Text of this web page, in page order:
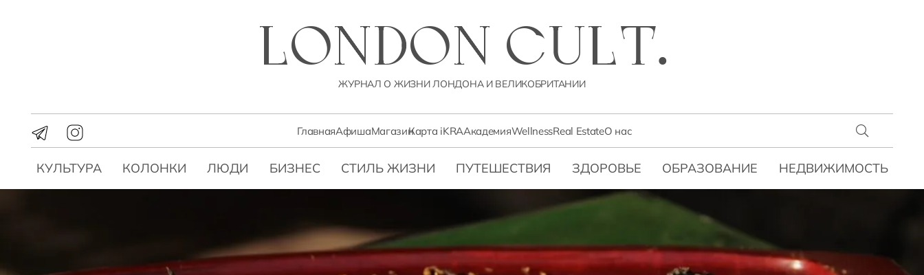
LONDON CULT.
ЖУРНАЛ О ЖИЗНИ ЛОНДОНА И ВЕЛИКОБРИТАНИИ
ГлавнаяАфишаМагазинКарта iKRAАкадемияWellnessReal EstateО нас
КУЛЬТУРА КОЛОНКИ ЛЮДИ БИЗНЕС СТИЛЬ ЖИЗНИ ПУТЕШЕСТВИЯ ЗДОРОВЬЕ ОБРАЗОВАНИЕ НЕДВИЖИМОСТЬ